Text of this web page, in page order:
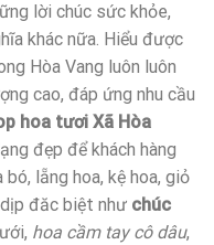
lời chúc sức khỏe,
khác nữa. Hiểu được
Hòa Vang luôn luôn
cao, đáp ứng nhu cầu
hoa tươi Xã Hòa
đẹp để khách hàng
lẵng hoa, kệ hoa, giỏ
đăc biệt như chúc
hoa cầm tay cô dâu,